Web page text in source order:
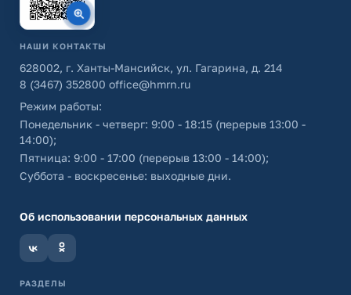
НАШИ КОНТАКТЫ
628002, г. Ханты-Мансийск, ул. Гагарина, д. 214
8 (3467) 352800 office@hmrn.ru
Режим работы:
Понедельник - четверг: 9:00 - 18:15 (перерыв 13:00 -
14:00);
Пятница: 9:00 - 17:00 (перерыв 13:00 - 14:00);
Суббота - воскресенье: выходные дни.
Об использовании персональных данных
РАЗДЕЛЫ